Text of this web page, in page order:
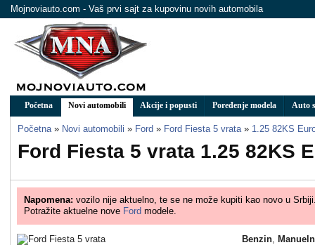
Mojnoviauto.com - Vaš prvi sajt za kupovinu novih automobila
Početna Novi automobili Akcije i popusti Poređenje modela Auto
Početna » Novi automobili » Ford » Ford Fiesta 5 vrata » 1.25 82KS
Ford Fiesta 5 vrata 1.25 82KS
Napomena: vozilo nije aktuelno, te se ne može kupiti kao novo u
Potražite aktuelne nove Ford modele.
Benzin